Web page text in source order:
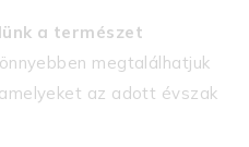
a természet
megtalálhatjuk
az adott évszak